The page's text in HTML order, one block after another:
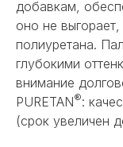
добавкам,
оно не
полиуретана.
глубокими
внимание
PURETAN®:
(срок увеличен